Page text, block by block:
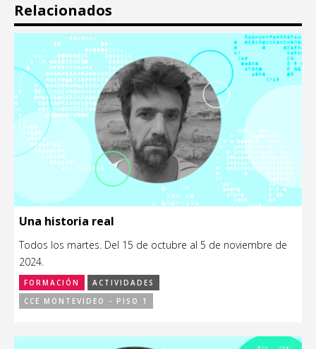
Relacionados
Una historia real
Todos los martes. Del 15 de octubre al 5 de noviembre de
2024.
FORMACIÓN
ACTIVIDADES
CCE MONTEVIDEO - PISO 1